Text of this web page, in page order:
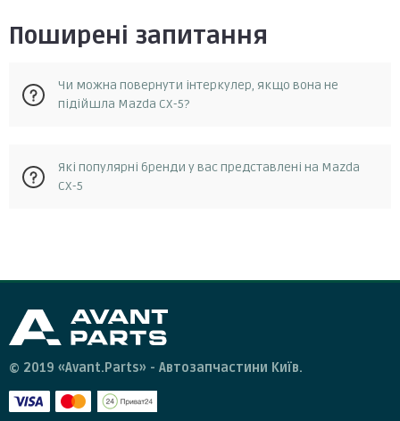
Поширені запитання
Чи можна повернути інтеркулер, якщо вона не
підійшла Mazda CX-5?
можна повернути протягом 14 днів з моменту отримання.
Повернення можливе за умови, що запчастина не була в
Які популярні бренди у вас представлені на Mazda
CX-5
© 2019 «Avant.Parts» - Автозапчастини Київ.